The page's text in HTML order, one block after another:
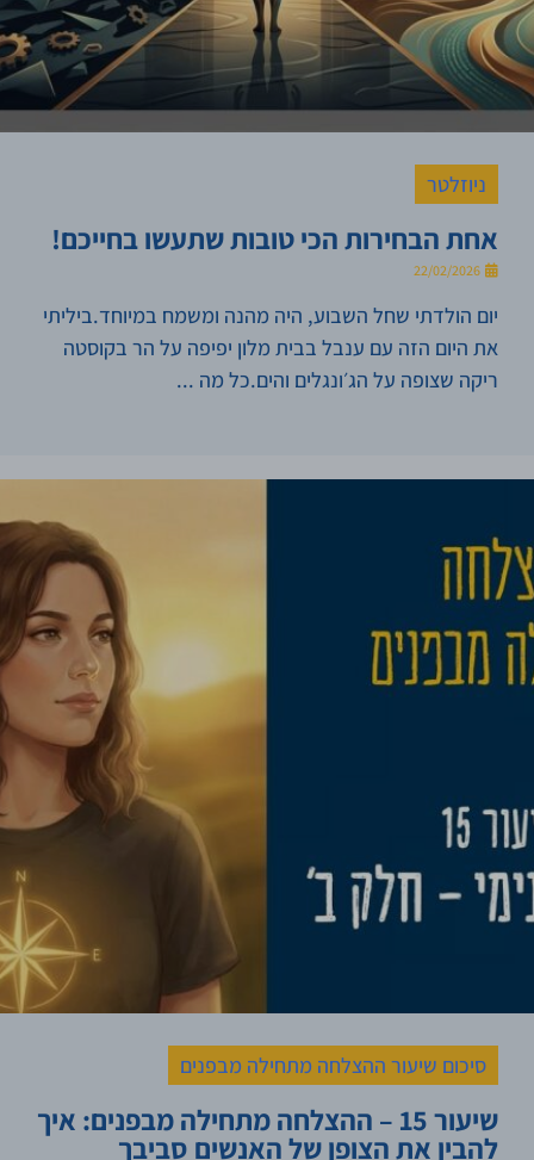
ניוזלטר
אחת הבחירות הכי טובות שתעשו בחייכם!
יום הולדתי שחל השבוע, היה מהנה ומשמח במיוחד.ביליתי
את היום הזה עם ענבל בבית מלון יפיפה על הר בקוסטה
ריקה שצופה על הג׳ונגלים והים.כל מה ...
סיכום שיעור ההצלחה מתחילה מבפנים
שיעור 15 – ההצלחה מתחילה מבפנים: איך
להבין את הצופן של האנשים סביבך